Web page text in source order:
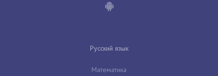
Русский язык
Математика